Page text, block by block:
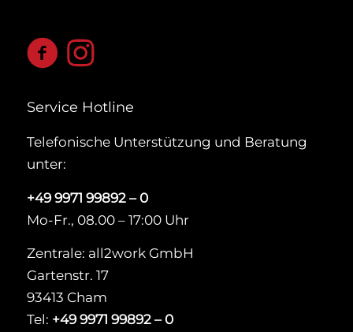
Service Hotline
Telefonische Unterstützung und Beratung
unter:
+49 9971 99892 – 0
Mo-Fr., 08.00 – 17:00 Uhr
Zentrale: all2work GmbH
Gartenstr. 17
93413 Cham
Tel: +49 9971 99892 – 0